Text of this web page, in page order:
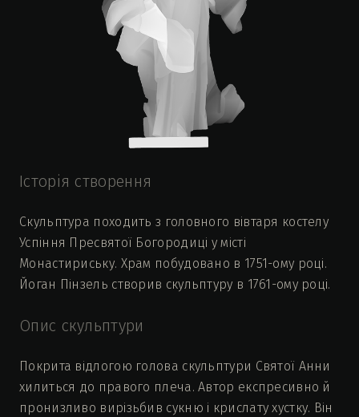
Історія створення
Скульптура походить з головного вівтаря костелу
Успіння Пресвятої Богородиці у місті
Монастириську. Храм побудовано в 1751-ому році.
Йоган Пінзель створив скульптуру в 1761-ому році.
Опис скульптури
Покрита відлогою голова скульптури Святої Анни
хилиться до правого плеча. Автор експресивно й
пронизливо вирізьбив сукню і крислату хустку. Він